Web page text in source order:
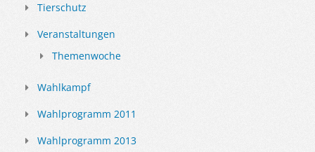
Tierschutz
Veranstaltungen
Themenwoche
Wahlkampf
Wahlprogramm 2011
Wahlprogramm 2013